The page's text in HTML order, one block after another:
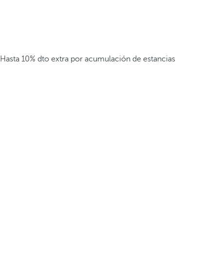
Hasta 10% dto extra por acumulación de estancias